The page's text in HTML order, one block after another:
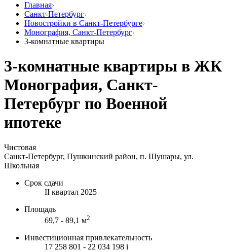
Главная
Санкт-Петербург
Новостройки в Санкт-Петербурге
Монография, Санкт-Петербург
3-комнатные квартиры
3-комнатные квартиры в ЖК
Монография, Санкт-
Петербург по Военной
ипотеке
Чистовая
Санкт-Петербург, Пушкинский район, п. Шушары, ул.
Школьная
Срок сдачи
II квартал 2025
Площадь
69,7 - 89,1 м2
Инвестиционная привлекательность
17 258 801 - 22 034 198 i